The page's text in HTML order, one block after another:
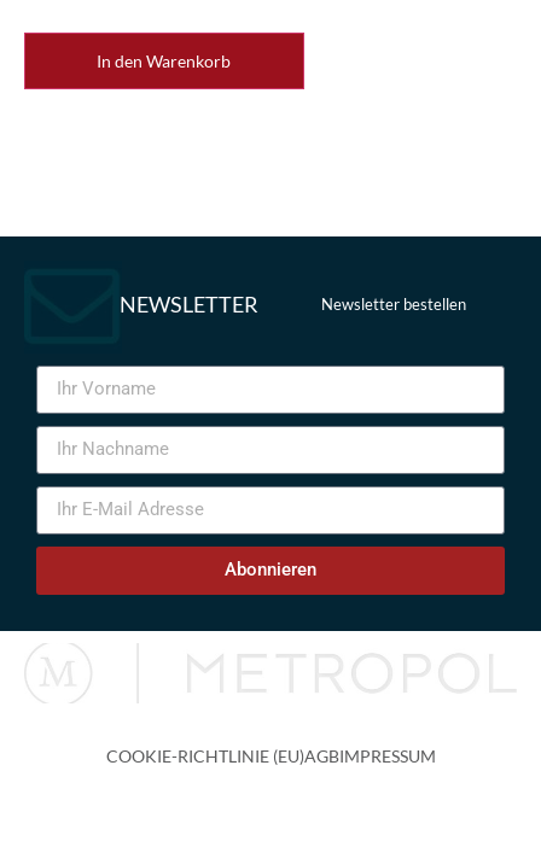
In den Warenkorb
NEWSLETTER Newsletter bestellen
Abonnieren
COOKIE-RICHTLINIE (EU)AGBIMPRESSUM